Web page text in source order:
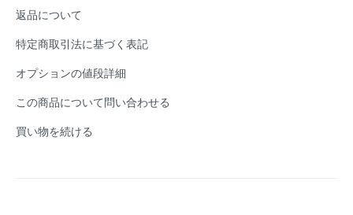
返品について
特定商取引法に基づく表記
オプションの値段詳細
この商品について問い合わせる
買い物を続ける